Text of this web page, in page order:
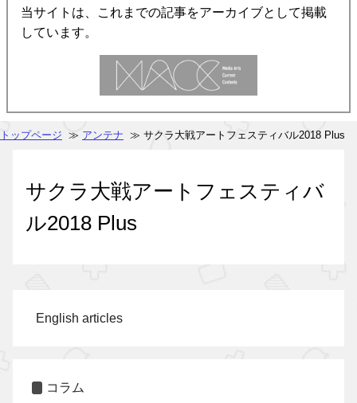
当サイトは、これまでの記事をアーカイブとして掲載
しています。
トップページ ≫ アンテナ ≫ サクラ大戦アートフェスティバル2018 Plus
サクラ大戦アートフェスティバ
ル2018 Plus
English articles
コラム